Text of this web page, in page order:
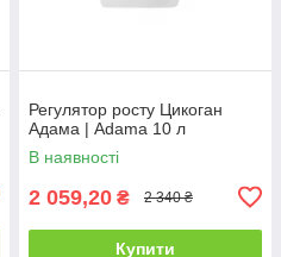
Регулятор росту Цикоган
Адама | Adama 10 л
В наявності
2 059,20 ₴ 2 340 ₴
Купити